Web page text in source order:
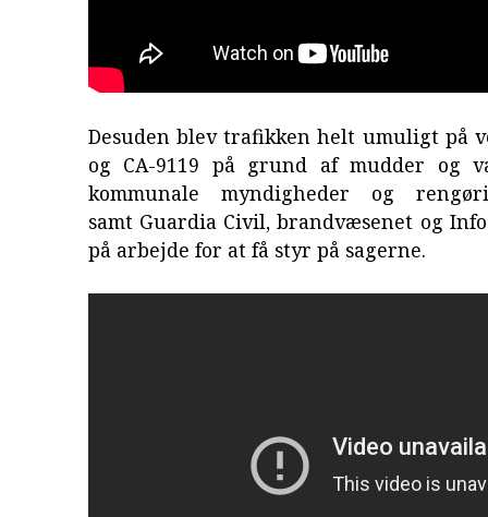
Desuden blev trafikken helt umuligt på
og CA-9119 på grund af mudder og
kommunale myndigheder og
samt Guardia Civil, brandvæsenet og
på arbejde for at få styr på sagerne.